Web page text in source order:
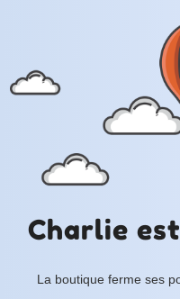
Charlie
La boutique ferme ses